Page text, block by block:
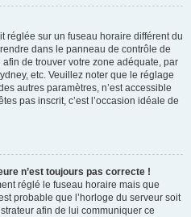
réglée sur un fuseau horaire différent du
dans le panneau de contrôle de
de trouver votre zone adéquate, par
etc. Veuillez noter que le réglage
autres paramètres, n’est accessible
pas inscrit, c’est l’occasion idéale de
n’est toujours pas correcte !
réglé le fuseau horaire mais que
probable que l’horloge du serveur soit
afin de lui communiquer ce